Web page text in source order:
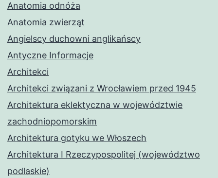
Anatomia odnóża
Anatomia zwierząt
Angielscy duchowni anglikańscy
Antyczne Informacje
Architekci
Architekci związani z Wrocławiem przed 1945
Architektura eklektyczna w województwie
zachodniopomorskim
Architektura gotyku we Włoszech
Architektura I Rzeczypospolitej (województwo
podlaskie)